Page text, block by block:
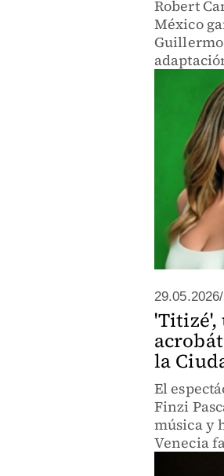
Robert
México
Zuluaga
Speitzer
29.05.2026/
'Titizé',
la
El
Finzi
música y
Venecia